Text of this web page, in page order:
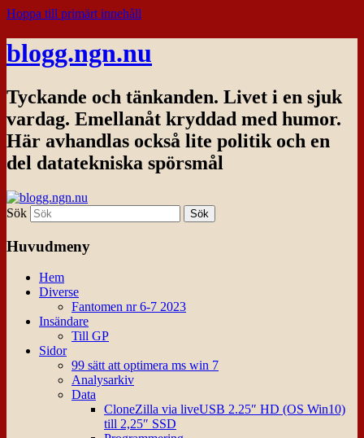
Hoppa till primärt innehåll
blogg.ngn.nu
Tyckande och tänkanden. Livet i en sjuk
vardag. Emellanåt kryddad med humor.
Här avhandlas också lite politik och en
del datatekniska spörsmål
Sök
Huvudmeny
Hem
Diverse
Fantomen nr 6-7 2023
Insändare
Till GP
Sidor
99 sätt att optimera ms win 7
Analysarkiv
Data
CloneZilla via liveUSB 2.25″ HD (OS Win10)
till 2,25″ SSD